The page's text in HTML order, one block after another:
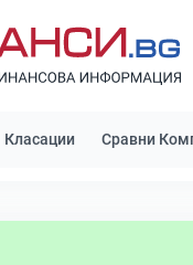
Класации Сравни